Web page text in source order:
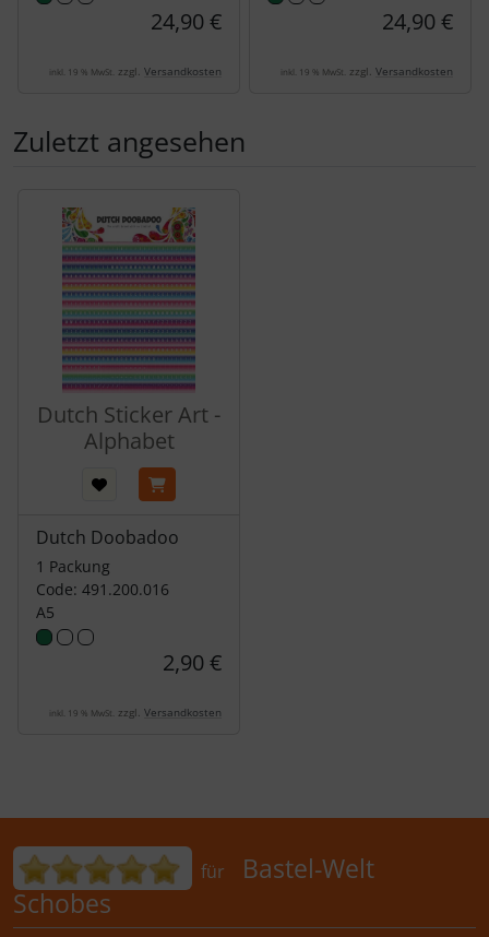
24,90 €
inkl. 19 % MwSt. zzgl. Versandkosten
24,90 €
inkl. 19 % MwSt. zzgl. Versandkosten
Zuletzt angesehen
Dutch Sticker Art -
Alphabet
Dutch Doobadoo
1 Packung
Code: 491.200.016
A5
2,90 €
inkl. 19 % MwSt. zzgl. Versandkosten
Bewertungen für Bastel-Welt
für
Bastel-Welt
Schobes